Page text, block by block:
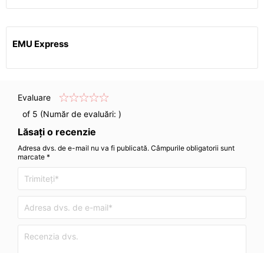
EMU Express
Evaluare
of 5 (Număr de evaluări: )
Lăsați o recenzie
Adresa dvs. de e-mail nu va fi publicată. Câmpurile obligatorii sunt
marcate *